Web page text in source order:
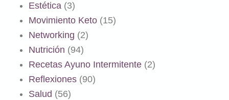
Estética (3)
Movimiento Keto (15)
Networking (2)
Nutrición (94)
Recetas Ayuno Intermitente (2)
Reflexiones (90)
Salud (56)